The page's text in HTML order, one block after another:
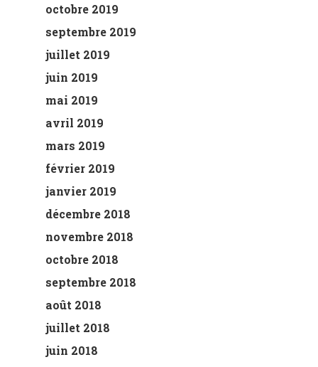
octobre 2019
septembre 2019
juillet 2019
juin 2019
mai 2019
avril 2019
mars 2019
février 2019
janvier 2019
décembre 2018
novembre 2018
octobre 2018
septembre 2018
août 2018
juillet 2018
juin 2018